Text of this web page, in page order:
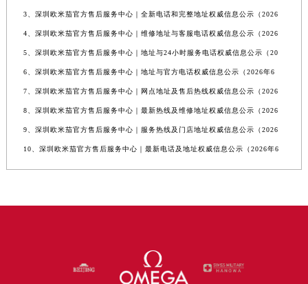
3、深圳欧米茄官方售后服务中心｜全新电话和完整地址权威信息公示（2026
4、深圳欧米茄官方售后服务中心｜维修地址与客服电话权威信息公示（2026
5、深圳欧米茄官方售后服务中心｜地址与24小时服务电话权威信息公示（20
6、深圳欧米茄官方售后服务中心｜地址与官方电话权威信息公示（2026年6
7、深圳欧米茄官方售后服务中心｜网点地址及售后热线权威信息公示（2026
8、深圳欧米茄官方售后服务中心｜最新热线及维修地址权威信息公示（2026
9、深圳欧米茄官方售后服务中心｜服务热线及门店地址权威信息公示（2026
10、深圳欧米茄官方售后服务中心｜最新电话及地址权威信息公示（2026年6